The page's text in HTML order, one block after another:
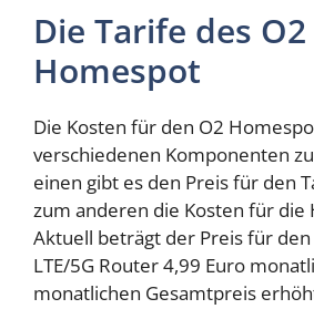
Die Tarife des O2
Homespot
Die Kosten für den O2
verschiedenen Komponenten
einen gibt es den Preis für den
zum anderen die Kosten für die
Aktuell beträgt der Preis für
LTE/5G Router 4,99 Euro
monatlichen Gesamtpreis